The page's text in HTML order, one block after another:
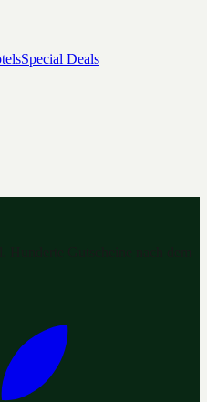
Special Deals